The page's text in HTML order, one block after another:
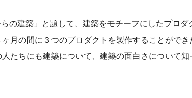
の建築」と題して、建築をモチーフにしたプロダ
月の間に３つのプロダクトを製作することができ
たちにも建築について、建築の面白さについて知